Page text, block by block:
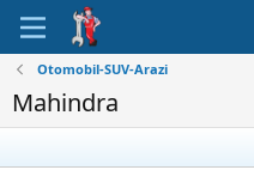
Otomobil-SUV-Arazi
Mahindra